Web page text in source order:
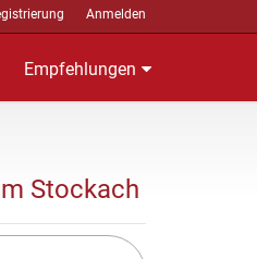
Anmelden
Empfehlungen
Stockach